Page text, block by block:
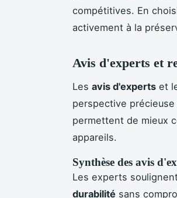
compétitives. En
activement à la
Avis d'experts et
Les avis d'experts et
perspective
permettent de mieux
appareils.
Synthèse des avis
Les experts
durabilité sans